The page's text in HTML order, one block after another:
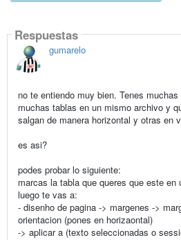
Respuestas
gumarelo
no te entiendo muy bien. Tenes
muchas tablas en un mismo archivo y
salgan de manera horizontal y otras en
es asi?
podes probar lo siguiente:
marcas la tabla que queres que este en
luego te vas a:
- disenho de pagina -> margenes ->
orientacion (pones en horizaontal)
-> aplicar a (texto seleccionadas o